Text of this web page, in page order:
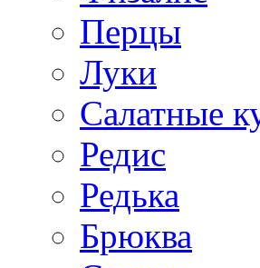
Перцы
Луки
Салатные
Редис
Редька
Брюква